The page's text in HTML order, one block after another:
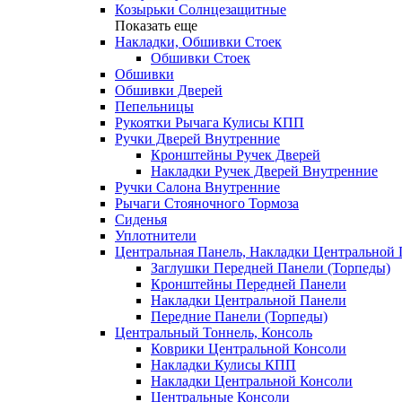
Козырьки Солнцезащитные
Показать еще
Накладки, Обшивки Стоек
Обшивки Стоек
Обшивки
Обшивки Дверей
Пепельницы
Рукоятки Рычага Кулисы КПП
Ручки Дверей Внутренние
Кронштейны Ручек Дверей
Накладки Ручек Дверей Внутренние
Ручки Салона Внутренние
Рычаги Стояночного Тормоза
Сиденья
Уплотнители
Центральная Панель, Накладки Центральной
Заглушки Передней Панели (Торпеды)
Кронштейны Передней Панели
Накладки Центральной Панели
Передние Панели (Торпеды)
Центральный Тоннель, Консоль
Коврики Центральной Консоли
Накладки Кулисы КПП
Накладки Центральной Консоли
Центральные Консоли